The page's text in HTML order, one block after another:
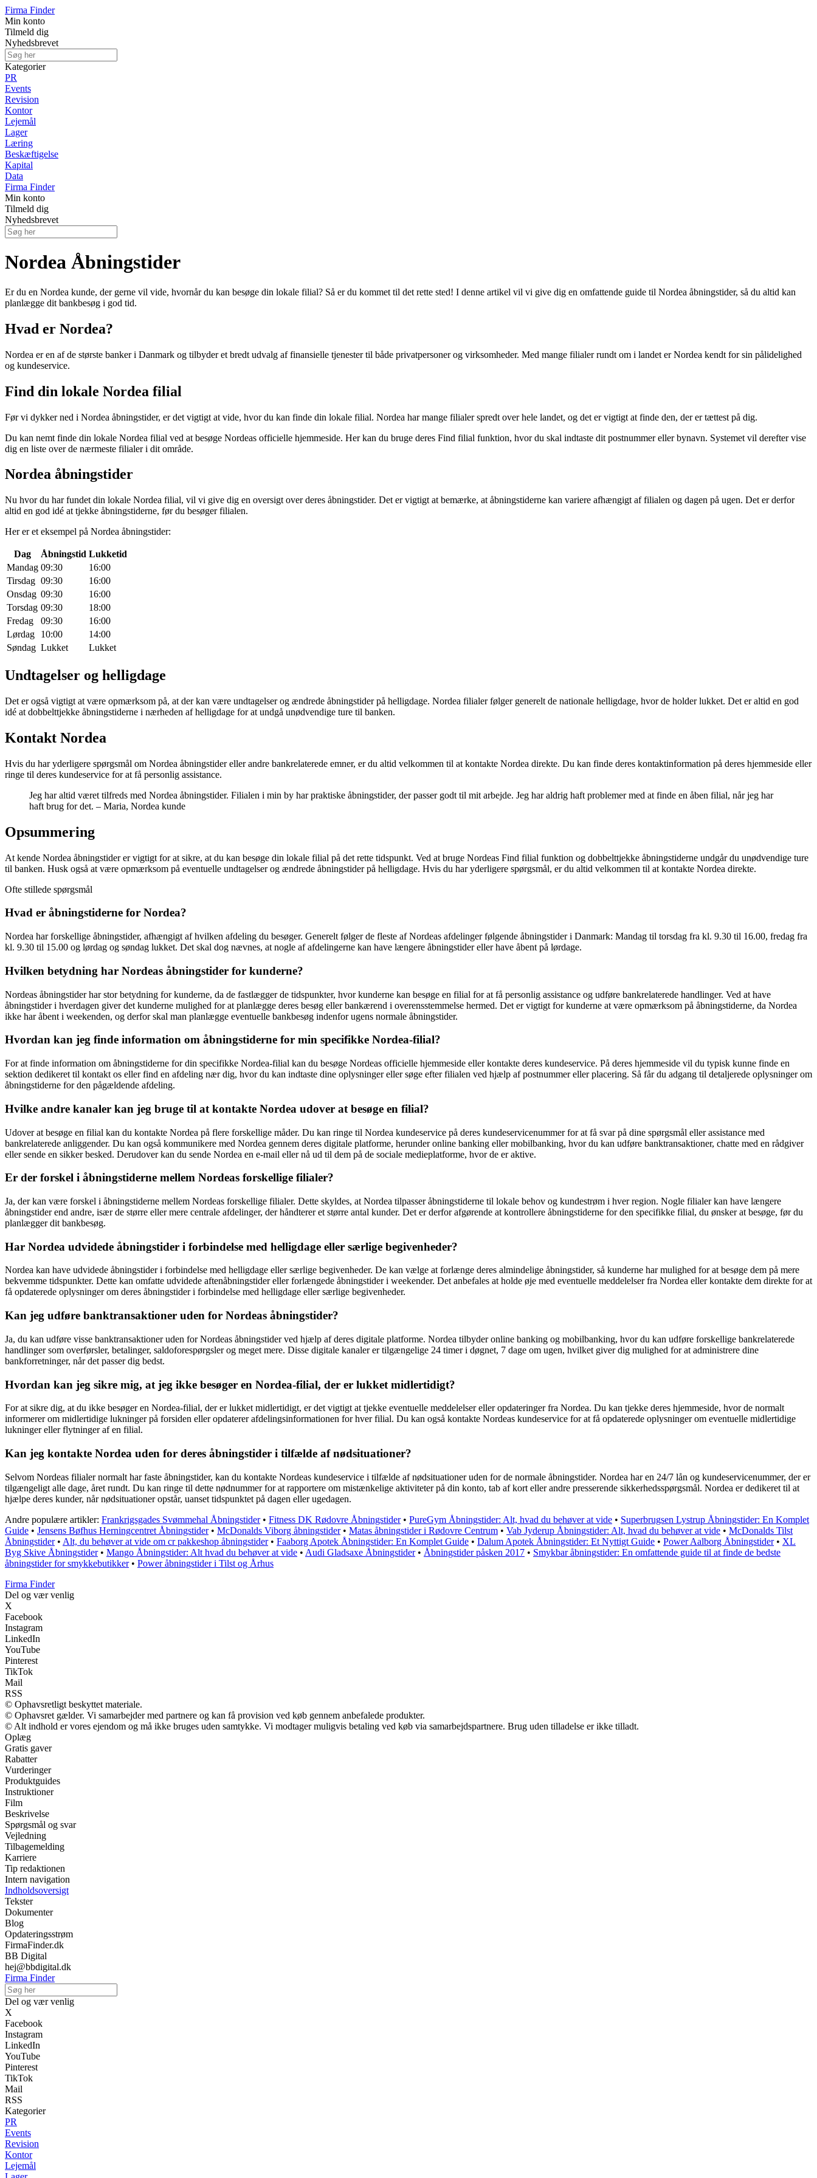
Firma Finder
Min konto
Tilmeld dig
Nyhedsbrevet
Kategorier
PR
Events
Revision
Kontor
Lejemål
Lager
Læring
Beskæftigelse
Kapital
Data
Firma Finder
Min konto
Tilmeld dig
Nyhedsbrevet
Nordea Åbningstider
Er du en Nordea kunde, der gerne vil vide, hvornår du kan besøge din lokale filial? Så er du kommet til det rette sted! I denne artikel vil vi give dig en omfattende guide til Nordea åbningstider, så du altid kan
planlægge dit bankbesøg i god tid.
Hvad er Nordea?
Nordea er en af de største banker i Danmark og tilbyder et bredt udvalg af finansielle tjenester til både privatpersoner og virksomheder. Med mange filialer rundt om i landet er Nordea kendt for sin pålidelighed
og kundeservice.
Find din lokale Nordea filial
Før vi dykker ned i Nordea åbningstider, er det vigtigt at vide, hvor du kan finde din lokale filial. Nordea har mange filialer spredt over hele landet, og det er vigtigt at finde den, der er tættest på dig.
Du kan nemt finde din lokale Nordea filial ved at besøge Nordeas officielle hjemmeside. Her kan du bruge deres Find filial funktion, hvor du skal indtaste dit postnummer eller bynavn. Systemet vil derefter vise
dig en liste over de nærmeste filialer i dit område.
Nordea åbningstider
Nu hvor du har fundet din lokale Nordea filial, vil vi give dig en oversigt over deres åbningstider. Det er vigtigt at bemærke, at åbningstiderne kan variere afhængigt af filialen og dagen på ugen. Det er derfor
altid en god idé at tjekke åbningstiderne, før du besøger filialen.
Her er et eksempel på Nordea åbningstider:
Dag Åbningstid Lukketid
Mandag 09:30
16:00
Tirsdag 09:30
16:00
Onsdag 09:30
16:00
Torsdag 09:30
18:00
Fredag
09:30
16:00
Lørdag
10:00
14:00
Søndag Lukket Lukket
Undtagelser og helligdage
Det er også vigtigt at være opmærksom på, at der kan være undtagelser og ændrede åbningstider på helligdage. Nordea filialer følger generelt de nationale helligdage, hvor de holder lukket. Det er altid en god
idé at dobbelttjekke åbningstiderne i nærheden af helligdage for at undgå unødvendige ture til banken.
Kontakt Nordea
Hvis du har yderligere spørgsmål om Nordea åbningstider eller andre bankrelaterede emner, er du altid velkommen til at kontakte Nordea direkte. Du kan finde deres kontaktinformation på deres hjemmeside eller
ringe til deres kundeservice for at få personlig assistance.
Jeg har altid været tilfreds med Nordea åbningstider. Filialen i min by har praktiske åbningstider, der passer godt til mit arbejde. Jeg har aldrig haft problemer med at finde en åben filial, når jeg har
haft brug for det. – Maria, Nordea kunde
Opsummering
At kende Nordea åbningstider er vigtigt for at sikre, at du kan besøge din lokale filial på det rette tidspunkt. Ved at bruge Nordeas Find filial funktion og dobbelttjekke åbningstiderne undgår du unødvendige ture
til banken. Husk også at være opmærksom på eventuelle undtagelser og ændrede åbningstider på helligdage. Hvis du har yderligere spørgsmål, er du altid velkommen til at kontakte Nordea direkte.
Ofte stillede spørgsmål
Hvad er åbningstiderne for Nordea?
Nordea har forskellige åbningstider, afhængigt af hvilken afdeling du besøger. Generelt følger de fleste af Nordeas afdelinger følgende åbningstider i Danmark: Mandag til torsdag fra kl. 9.30 til 16.00, fredag fra
kl. 9.30 til 15.00 og lørdag og søndag lukket. Det skal dog nævnes, at nogle af afdelingerne kan have længere åbningstider eller have åbent på lørdage.
Hvilken betydning har Nordeas åbningstider for kunderne?
Nordeas åbningstider har stor betydning for kunderne, da de fastlægger de tidspunkter, hvor kunderne kan besøge en filial for at få personlig assistance og udføre bankrelaterede handlinger. Ved at have
åbningstider i hverdagen giver det kunderne mulighed for at planlægge deres besøg eller bankærend i overensstemmelse hermed. Det er vigtigt for kunderne at være opmærksom på åbningstiderne, da Nordea
ikke har åbent i weekenden, og derfor skal man planlægge eventuelle bankbesøg indenfor ugens normale åbningstider.
Hvordan kan jeg finde information om åbningstiderne for min specifikke Nordea-filial?
For at finde information om åbningstiderne for din specifikke Nordea-filial kan du besøge Nordeas officielle hjemmeside eller kontakte deres kundeservice. På deres hjemmeside vil du typisk kunne finde en
sektion dedikeret til kontakt os eller find en afdeling nær dig, hvor du kan indtaste dine oplysninger eller søge efter filialen ved hjælp af postnummer eller placering. Så får du adgang til detaljerede oplysninger om
åbningstiderne for den pågældende afdeling.
Hvilke andre kanaler kan jeg bruge til at kontakte Nordea udover at besøge en filial?
Udover at besøge en filial kan du kontakte Nordea på flere forskellige måder. Du kan ringe til Nordea kundeservice på deres kundeservicenummer for at få svar på dine spørgsmål eller assistance med
bankrelaterede anliggender. Du kan også kommunikere med Nordea gennem deres digitale platforme, herunder online banking eller mobilbanking, hvor du kan udføre banktransaktioner, chatte med en rådgiver
eller sende en sikker besked. Derudover kan du sende Nordea en e-mail eller nå ud til dem på de sociale medieplatforme, hvor de er aktive.
Er der forskel i åbningstiderne mellem Nordeas forskellige filialer?
Ja, der kan være forskel i åbningstiderne mellem Nordeas forskellige filialer. Dette skyldes, at Nordea tilpasser åbningstiderne til lokale behov og kundestrøm i hver region. Nogle filialer kan have længere
åbningstider end andre, især de større eller mere centrale afdelinger, der håndterer et større antal kunder. Det er derfor afgørende at kontrollere åbningstiderne for den specifikke filial, du ønsker at besøge, før du
planlægger dit bankbesøg.
Har Nordea udvidede åbningstider i forbindelse med helligdage eller særlige begivenheder?
Nordea kan have udvidede åbningstider i forbindelse med helligdage eller særlige begivenheder. De kan vælge at forlænge deres almindelige åbningstider, så kunderne har mulighed for at besøge dem på mere
bekvemme tidspunkter. Dette kan omfatte udvidede aftenåbningstider eller forlængede åbningstider i weekender. Det anbefales at holde øje med eventuelle meddelelser fra Nordea eller kontakte dem direkte for at
få opdaterede oplysninger om deres åbningstider i forbindelse med helligdage eller særlige begivenheder.
Kan jeg udføre banktransaktioner uden for Nordeas åbningstider?
Ja, du kan udføre visse banktransaktioner uden for Nordeas åbningstider ved hjælp af deres digitale platforme. Nordea tilbyder online banking og mobilbanking, hvor du kan udføre forskellige bankrelaterede
handlinger som overførsler, betalinger, saldoforespørgsler og meget mere. Disse digitale kanaler er tilgængelige 24 timer i døgnet, 7 dage om ugen, hvilket giver dig mulighed for at administrere dine
bankforretninger, når det passer dig bedst.
Hvordan kan jeg sikre mig, at jeg ikke besøger en Nordea-filial, der er lukket midlertidigt?
For at sikre dig, at du ikke besøger en Nordea-filial, der er lukket midlertidigt, er det vigtigt at tjekke eventuelle meddelelser eller opdateringer fra Nordea. Du kan tjekke deres hjemmeside, hvor de normalt
informerer om midlertidige lukninger på forsiden eller opdaterer afdelingsinformationen for hver filial. Du kan også kontakte Nordeas kundeservice for at få opdaterede oplysninger om eventuelle midlertidige
lukninger eller flytninger af en filial.
Kan jeg kontakte Nordea uden for deres åbningstider i tilfælde af nødsituationer?
Selvom Nordeas filialer normalt har faste åbningstider, kan du kontakte Nordeas kundeservice i tilfælde af nødsituationer uden for de normale åbningstider. Nordea har en 24/7 lån og kundeservicenummer, der er
tilgængeligt alle dage, året rundt. Du kan ringe til dette nødnummer for at rapportere om mistænkelige aktiviteter på din konto, tab af kort eller andre presserende sikkerhedsspørgsmål. Nordea er dedikeret til at
hjælpe deres kunder, når nødsituationer opstår, uanset tidspunktet på dagen eller ugedagen.
Andre populære artikler: Frankrigsgades Svømmehal Åbningstider• Fitness DK Rødovre Åbningstider• PureGym Åbningstider: Alt, hvad du behøver at vide • Superbrugsen Lystrup Åbningstider: En Komplet
Guide • Jensens Bøfhus Herningcentret Åbningstider• McDonalds Viborg åbningstider• Matas åbningstider i Rødovre Centrum • Vab Jyderup Åbningstider: Alt, hvad du behøver at vide • McDonalds Tilst
Åbningstider• Alt, du behøver at vide om cr pakkeshop åbningstider• Faaborg Apotek Åbningstider: En Komplet Guide • Dalum Apotek Åbningstider: Et Nyttigt Guide • Power Aalborg Åbningstider• XL
Byg Skive Åbningstider• Mango Åbningstider: Alt hvad du behøver at vide • Audi Gladsaxe Åbningstider• Åbningstider påsken 2017 • Smykbar åbningstider: En omfattende guide til at finde de bedste
åbningstider for smykkebutikker• Power åbningstider i Tilst og Århus
Firma Finder
Del og vær venlig
X
Facebook
Instagram
LinkedIn
YouTube
Pinterest
TikTok
Mail
RSS
© Ophavsretligt beskyttet materiale.
© Ophavsret gælder. Vi samarbejder med partnere og kan få provision ved køb gennem anbefalede produkter.
© Alt indhold er vores ejendom og må ikke bruges uden samtykke. Vi modtager muligvis betaling ved køb via samarbejdspartnere. Brug uden tilladelse er ikke tilladt.
Oplæg
Gratis gaver
Rabatter
Vurderinger
Produktguides
Instruktioner
Film
Beskrivelse
Spørgsmål og svar
Vejledning
Tilbagemelding
Karriere
Tip redaktionen
Intern navigation
Indholdsoversigt
Tekster
Dokumenter
Blog
Opdateringsstrøm
FirmaFinder.dk
BB Digital
hej@bbdigital.dk
Firma Finder
Del og vær venlig
X
Facebook
Instagram
LinkedIn
YouTube
Pinterest
TikTok
Mail
RSS
Kategorier
PR
Events
Revision
Kontor
Lejemål